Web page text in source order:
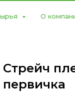
О
Стрейч
первичка